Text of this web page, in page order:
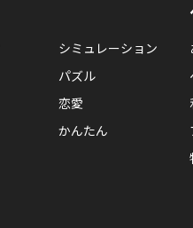
シミュレーション
パズル
恋愛
かんたん